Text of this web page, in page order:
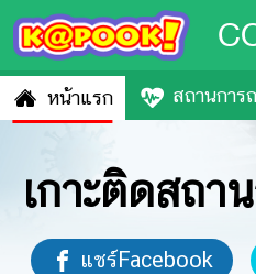
หน้าแรก สถานการ
เกาะติดสถ
แชร์Facebook